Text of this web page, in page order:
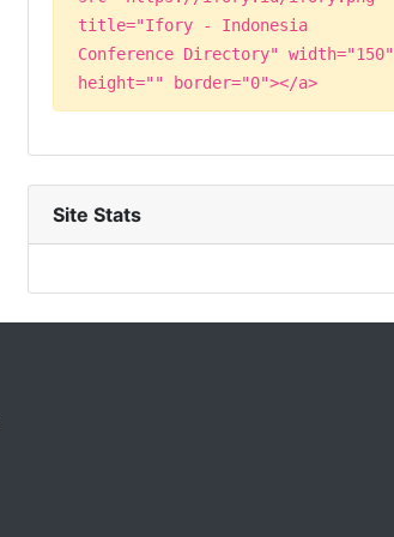
title="Ifory - Indonesia
Conference Directory" width="150"
height="" border="0"></a>
Site Stats